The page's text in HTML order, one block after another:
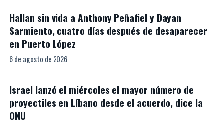
Hallan sin vida a Anthony Peñafiel y Dayan
Sarmiento, cuatro días después de desaparecer
en Puerto López
6 de agosto de 2026
Israel lanzó el miércoles el mayor número de
proyectiles en Líbano desde el acuerdo, dice la
ONU